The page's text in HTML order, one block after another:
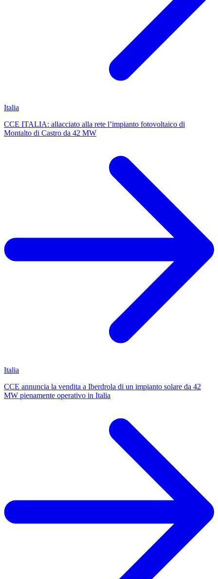
Italia
CCE ITALIA: allacciato alla rete l’impianto fotovoltaico di
Montalto di Castro da 42 MW
Italia
CCE annuncia la vendita a Iberdrola di un impianto solare da 42
MW pienamente operativo in Italia